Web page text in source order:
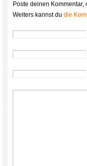
Poste deinen Kommentar,
Weiters kannst du die